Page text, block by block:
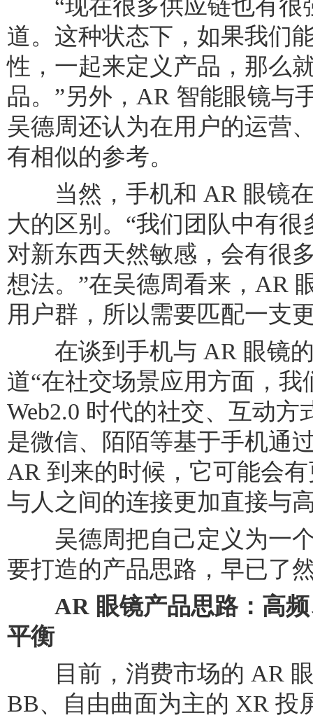
“现在很多供应链也有很
道。这种状态下，如果我们
性，一起来定义产品，那么
品。”另外，AR 智能眼镜与
吴德周还认为在用户的运营
有相似的参考。
当然，手机和 AR 眼镜在
大的区别。“我们团队中有
对新东西天然敏感，会有很
想法。”在吴德周看来，AR
用户群，所以需要匹配一支
在谈到手机与 AR 眼镜的
道“在社交场景应用方面，
Web2.0 时代的社交、互动
是微信、陌陌等基于手机通
AR 到来的时候，它可能会
与人之间的连接更加直接与
吴德周把自己定义为一个
要打造的产品思路，早已了
AR 眼镜产品思路：高
平衡
目前，消费市场的 AR 眼
BB、自由曲面为主的 XR 投